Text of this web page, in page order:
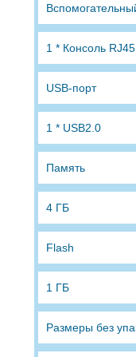
1 * Консоль RJ45
USB-порт
1 * USB2.0
Память
4 ГБ
Flash
1 ГБ
Размеры без